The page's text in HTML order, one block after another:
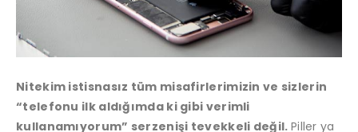
Nitekim istisnasız tüm misafirlerimizin ve sizlerin
“telefonu ilk aldığımda ki gibi verimli
kullanamıyorum” serzenişi tevekkeli değil. Piller ya